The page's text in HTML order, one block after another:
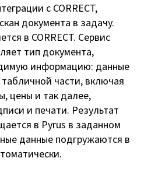
с CORRECT,
документа в задачу.
в CORRECT. Сервис
тип документа,
информацию: данные
части, включая
цены и так далее,
и печати. Результат
в Pyrus в заданном
данные подгружаются в